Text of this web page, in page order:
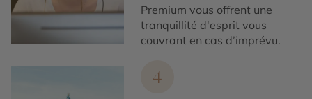
Premium vous offrent une
tranquillité d'esprit vous
couvrant en cas d’imprévu.
4